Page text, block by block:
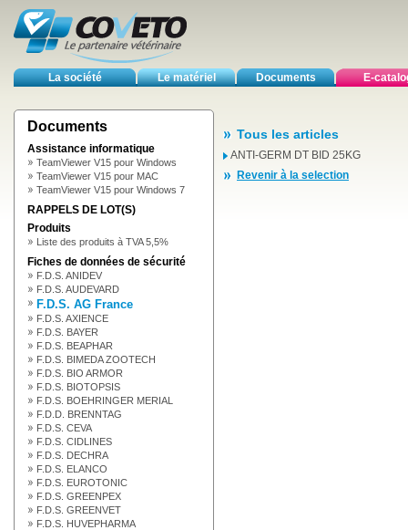
La société Le matériel Documents E-
Documents
Assistance informatique
TeamViewer V15 pour Windows
TeamViewer V15 pour MAC
TeamViewer V15 pour Windows 7
RAPPELS DE LOT(S)
Produits
Liste des produits à TVA 5,5%
Fiches de données de sécurité
F.D.S. ANIDEV
F.D.S. AUDEVARD
F.D.S. AG France
F.D.S. AXIENCE
F.D.S. BAYER
F.D.S. BEAPHAR
F.D.S. BIMEDA ZOOTECH
F.D.S. BIO ARMOR
F.D.S. BIOTOPSIS
F.D.S. BOEHRINGER MERIAL
F.D.D. BRENNTAG
F.D.S. CEVA
F.D.S. CIDLINES
F.D.S. DECHRA
F.D.S. ELANCO
F.D.S. EUROTONIC
F.D.S. GREENPEX
F.D.S. GREENVET
F.D.S. HUVEPHARMA
Tous les articles
ANTI-GERM DT BID 25KG
Revenir à la selection